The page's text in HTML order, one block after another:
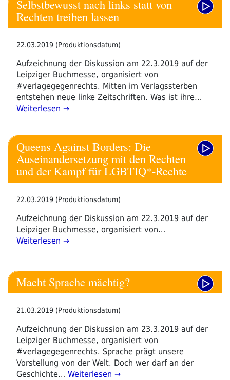
Selbstbewusst nach links statt von
Rechten treiben lassen
22.03.2019 (Produktionsdatum)
Aufzeichnung der Diskussion am 22.3.2019 auf der
Leipziger Buchmesse, organisiert von
#verlagegegenrechts. Mitten im Verlagssterben
entstehen neue linke Zeitschriften. Was ist ihre…
Weiterlesen →
Queens Against Borders: Die
Auseinandersetzung mit den Rechten
und der Kampf für LGBTIQ*-Rechte
22.03.2019 (Produktionsdatum)
Aufzeichnung der Diskussion am 22.3.2019 auf der
Leipziger Buchmesse, organisiert von…
Weiterlesen →
Macht Sprache mächtig?
21.03.2019 (Produktionsdatum)
Aufzeichnung der Diskussion am 23.3.2019 auf der
Leipziger Buchmesse, organisiert von
#verlagegegenrechts. Sprache prägt unsere
Vorstellung von der Welt. Doch wer darf an der
Geschichte… Weiterlesen →